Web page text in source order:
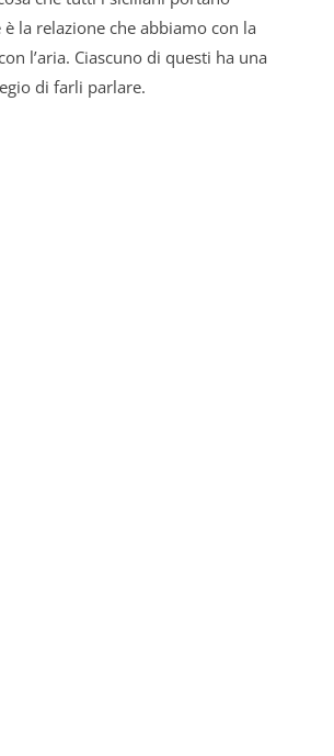
la relazione che abbiamo con la
l’aria. Ciascuno di questi ha una
di farli parlare.